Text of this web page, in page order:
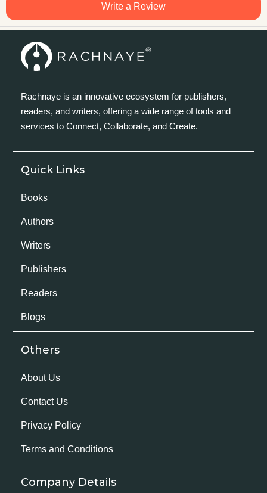
Write a Review
Rachnaye is an innovative ecosystem for publishers,
readers, and writers, offering a wide range of tools and
services to Connect, Collaborate, and Create.
Quick Links
Books
Authors
Writers
Publishers
Readers
Blogs
Others
About Us
Contact Us
Privacy Policy
Terms and Conditions
Company Details